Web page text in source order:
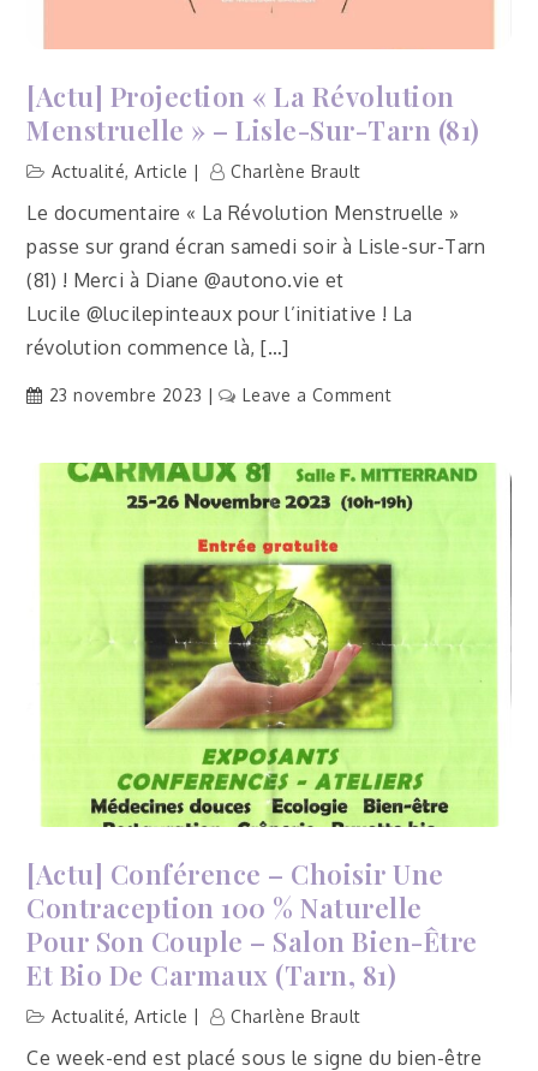
[Actu] Projection « La Révolution
Menstruelle » – Lisle-Sur-Tarn (81)
Actualité,Article Charlène Brault
Le documentaire « La Révolution Menstruelle »
passe sur grand écran samedi soir à Lisle-sur-Tarn
(81) ! Merci à Diane @autono.vie et
Lucile @lucilepinteaux pour l’initiative ! La
révolution commence là, […]
23 novembre 2023 Leave a Commenton
«
La
menstruelle
»
Lisle-
sur-
Tarn
[Actu] Conférence – Choisir Une
Contraception 100 % Naturelle
Pour Son Couple – Salon Bien-Être
Et Bio De Carmaux (Tarn, 81)
Actualité,Article Charlène Brault
Ce week-end est placé sous le signe du bien-être